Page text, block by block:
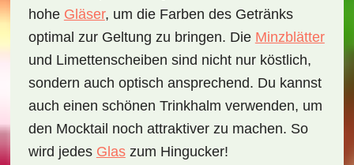
hohe Gläser, um die Farben des Getränks
optimal zur Geltung zu bringen. Die Minzblätter
und Limettenscheiben sind nicht nur köstlich,
sondern auch optisch ansprechend. Du kannst
auch einen schönen Trinkhalm verwenden, um
den Mocktail noch attraktiver zu machen. So
wird jedes Glaszum Hingucker!